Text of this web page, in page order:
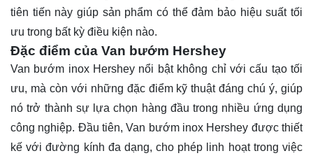
tiên tiến này giúp sản phẩm có thể đảm bảo hiệu suất tối
ưu trong bất kỳ điều kiện nào.
Đặc điểm của Van bướm Hershey
Van bướm inox Hershey nổi bật không chỉ với cấu tạo tối
ưu, mà còn với những đặc điểm kỹ thuật đáng chú ý, giúp
nó trở thành sự lựa chọn hàng đầu trong nhiều ứng dụng
công nghiệp. Đầu tiên, Van bướm inox Hershey được thiết
kế với đường kính đa dạng, cho phép linh hoạt trong việc